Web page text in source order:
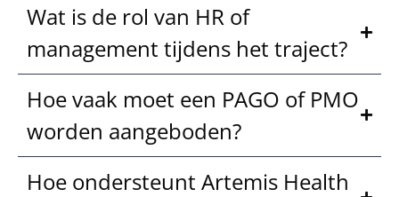
Wat is de rol van HR of
management tijdens het traject?
Hoe vaak moet een PAGO of PMO
worden aangeboden?
Hoe ondersteunt Artemis Health